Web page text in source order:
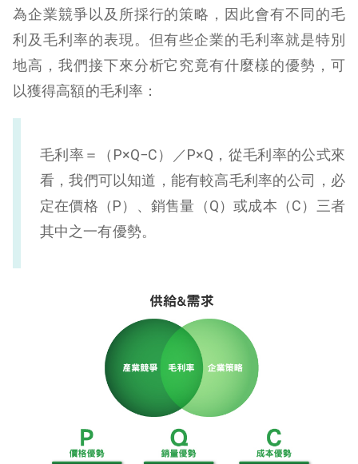
為企業競爭以及所採行的策略，因此會有不同的毛
利及毛利率的表現。但有些企業的毛利率就是特別
地高，我們接下來分析它究竟有什麼樣的優勢，可
以獲得高額的毛利率：
毛利率＝（P×Q−C）／P×Q，從毛利率的公式來
看，我們可以知道，能有較高毛利率的公司，必
定在價格（P）、銷售量（Q）或成本（C）三者
其中之一有優勢。